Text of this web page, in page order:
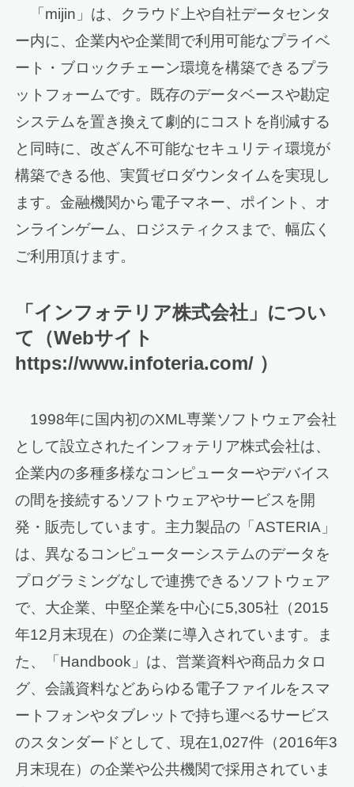
「mijin」は、クラウド上や自社データセンタ
ー内に、企業内や企業間で利用可能なプライベ
ート・ブロックチェーン環境を構築できるプラ
ットフォームです。既存のデータベースや勘定
システムを置き換えて劇的にコストを削減する
と同時に、改ざん不可能なセキュリティ環境が
構築できる他、実質ゼロダウンタイムを実現し
ます。金融機関から電子マネー、ポイント、オ
ンラインゲーム、ロジスティクスまで、幅広く
ご利用頂けます。
「インフォテリア株式会社」につい
て（Webサイト
https://www.infoteria.com/ ）
1998年に国内初のXML専業ソフトウェア会社
として設立されたインフォテリア株式会社は、
企業内の多種多様なコンピューターやデバイス
の間を接続するソフトウェアやサービスを開
発・販売しています。主力製品の「ASTERIA」
は、異なるコンピューターシステムのデータを
プログラミングなしで連携できるソフトウェア
で、大企業、中堅企業を中心に5,305社（2015
年12月末現在）の企業に導入されています。ま
た、「Handbook」は、営業資料や商品カタロ
グ、会議資料などあらゆる電子ファイルをスマ
ートフォンやタブレットで持ち運べるサービス
のスタンダードとして、現在1,027件（2016年3
月末現在）の企業や公共機関で採用されていま